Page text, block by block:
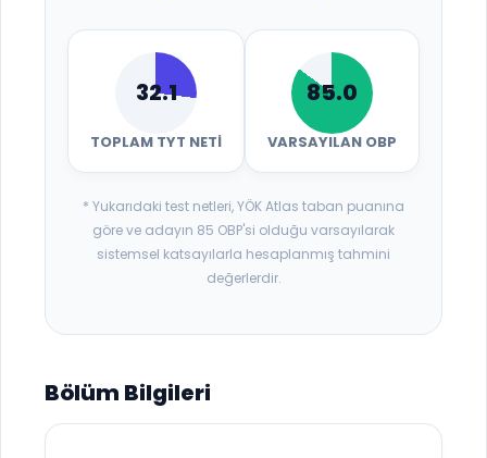
32.1
TOPLAM TYT NETI
85.0
VARSAYILAN OBP
* Yukarıdaki test netleri, YÖK Atlas taban puanına
göre ve adayın 85 OBP'si olduğu varsayılarak
sistemsel katsayılarla hesaplanmış tahmini
değerlerdir.
Bölüm Bilgileri